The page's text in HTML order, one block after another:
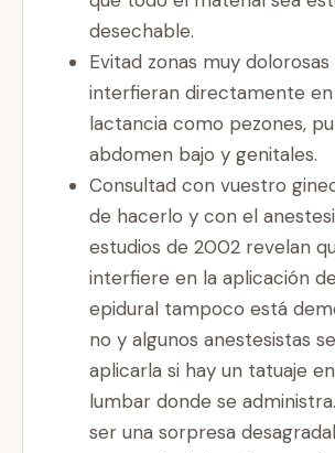
desechable.
Evitad zonas muy dolorosas
interfieran directamente
lactancia como pezones,
abdomen bajo y genitales.
Consultad con vuestro
de hacerlo y con el
estudios de 2002 revelan
interfiere en la aplicación
epidural tampoco está
no y algunos anestesistas
aplicarla si hay un tatuaje
lumbar donde se
ser una sorpresa